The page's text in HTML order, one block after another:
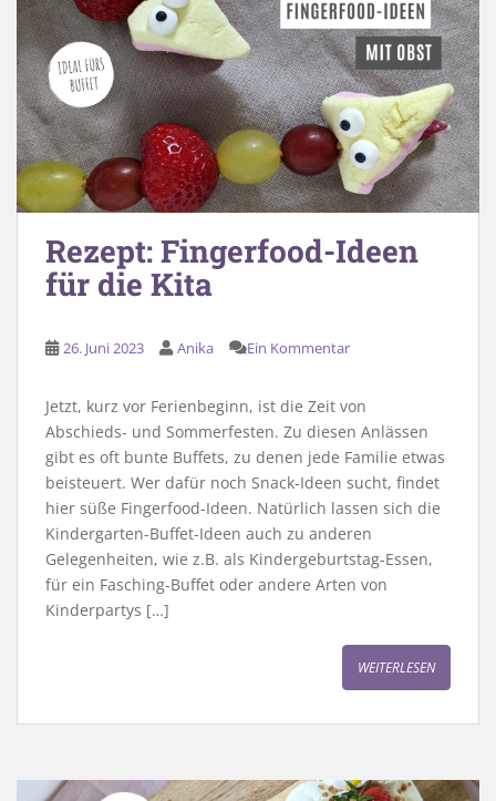
Rezept: Fingerfood-Ideen
für die Kita
26. Juni 2023 Anika Ein Kommentar
Jetzt, kurz vor Ferienbeginn, ist die Zeit von
Abschieds- und Sommerfesten. Zu diesen Anlässen
gibt es oft bunte Buffets, zu denen jede Familie etwas
beisteuert. Wer dafür noch Snack-Ideen sucht, findet
hier süße Fingerfood-Ideen. Natürlich lassen sich die
Kindergarten-Buffet-Ideen auch zu anderen
Gelegenheiten, wie z.B. als Kindergeburtstag-Essen,
für ein Fasching-Buffet oder andere Arten von
Kinderpartys […]
WEITERLESEN